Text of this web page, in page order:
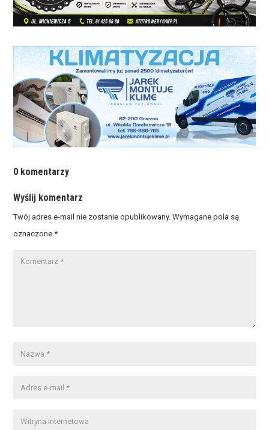
0 komentarzy
Wyślij komentarz
Twój adres e-mail nie zostanie opublikowany. Wymagane pola są
oznaczone*